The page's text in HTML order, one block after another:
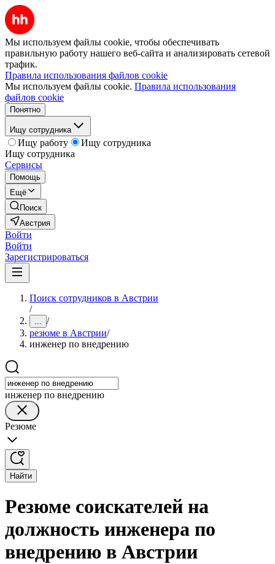
Мы используем файлы cookie, чтобы обеспечивать
правильную работу нашего веб-сайта и анализировать сетевой
трафик.
Правила использования файлов cookie
Мы используем файлы cookie. Правила использования
файлов cookie
Понятно
Ищу сотрудника
Ищу работу
Ищу сотрудника
Ищу сотрудника
Сервисы
Помощь
Ещё
Поиск
Австрия
Войти
Войти
Зарегистрироваться
Поиск сотрудников в Австрии
/
... /
резюме в Австрии/
инженер по внедрению
инженер по внедрению
Резюме
Найти
Резюме соискателей на
должность инженера по
внедрению в Австрии